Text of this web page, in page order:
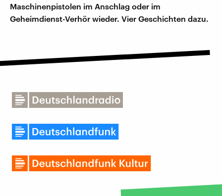
Maschinenpistolen im Anschlag oder im
Geheimdienst-Verhör wieder. Vier Geschichten dazu.